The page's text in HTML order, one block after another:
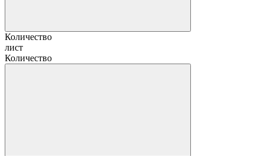
Количество
лист
Количество